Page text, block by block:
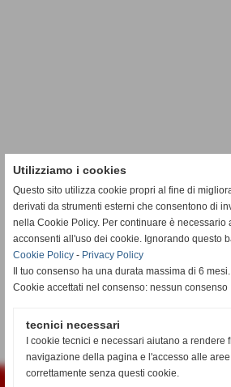
Fantalega Darfo 2003
Utilizziamo i cookies
Questo sito utilizza cookie propri al fine di
derivati da strumenti esterni che consentono di
nella Cookie Policy. Per continuare è
acconsenti all'uso dei cookie. Ignorando questo
Cookie Policy - Privacy Policy
Il tuo consenso ha una durata massima di 6 mesi.
Cookie accettati nel consenso: nessun consenso
tecnici necessari
I cookie tecnici e necessari aiutano a
navigazione della pagina e l'accesso alle
correttamente senza questi cookie.